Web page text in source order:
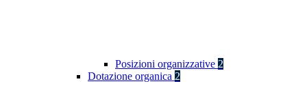
Posizioni organizzative 2
Dotazione organica 2